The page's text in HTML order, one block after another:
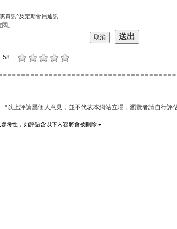
資訊^及定期會員通訊
閱。
*以上評論屬個人意見，並不代表本網站立場，瀏覽者請自行評
考性，如評語含以下內容將會被刪除